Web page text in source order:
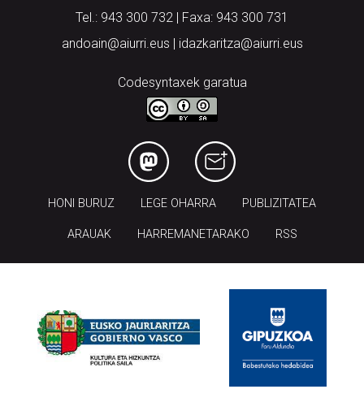
Tel.: 943 300 732 | Faxa: 943 300 731
andoain@aiurri.eus | idazkaritza@aiurri.eus
Codesyntaxek garatua
HONI BURUZ LEGE OHARRA PUBLIZITATEA
ARAUAK HARREMANETARAKO RSS